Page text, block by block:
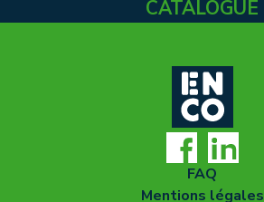
CATALOGUE
FAQ
Mentions légales